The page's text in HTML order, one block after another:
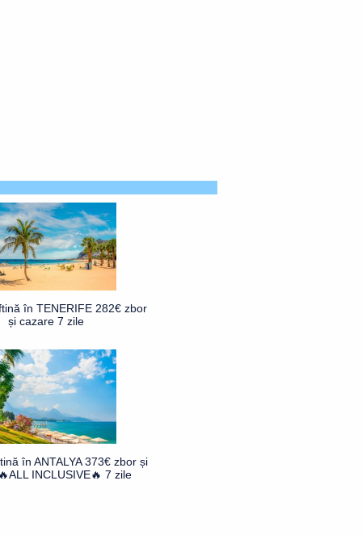
în TENERIFE 282€ zbor
și cazare 7 zile
în ANTALYA 373€ zbor și
INCLUSIVE🔥 7 zile